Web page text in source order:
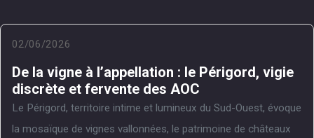
02/06/2026
De la vigne à l’appellation : le Périgord, vigie
discrète et fervente des AOC
Le Périgord, territoire intime et lumineux du Sud-Ouest, évoque
la mosaïque de vignes vallonnées, le patrimoine de châteaux